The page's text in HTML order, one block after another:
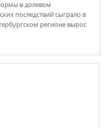
в долевом
последствий сыграло в
регионе вырос